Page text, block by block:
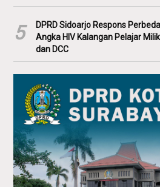
5
DPRD Sidoarjo Respons
Angka HIV Kalangan Pelajar
dan DCC